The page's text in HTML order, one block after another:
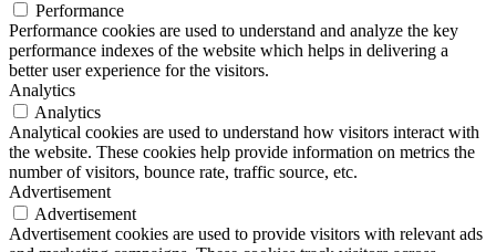
Performance
Performance cookies are used to understand and analyze the key
performance indexes of the website which helps in delivering a
better user experience for the visitors.
Analytics
Analytics
Analytical cookies are used to understand how visitors interact with
the website. These cookies help provide information on metrics the
number of visitors, bounce rate, traffic source, etc.
Advertisement
Advertisement
Advertisement cookies are used to provide visitors with relevant ads